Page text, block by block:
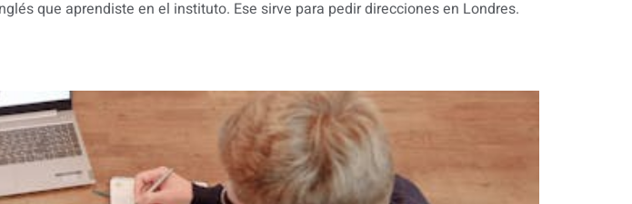
que aprendiste en el instituto. Ese sirve para pedir direcciones en Londres.